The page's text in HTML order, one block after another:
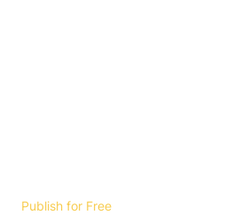
Publish for Free